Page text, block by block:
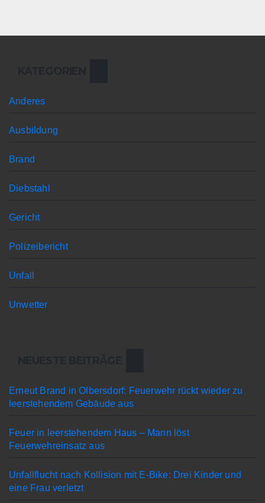
Anderes
Ausbildung
Brand
Diebstahl
Gericht
Polizeibericht
Unfall
Unwetter
Erneut Brand in Olbersdorf: Feuerwehr rückt wieder zu
leerstehendem Gebäude aus
Feuer in leerstehendem Haus – Mann löst
Feuerwehreinsatz aus
Unfallflucht nach Kollision mit E-Bike: Drei Kinder und
eine Frau verletzt